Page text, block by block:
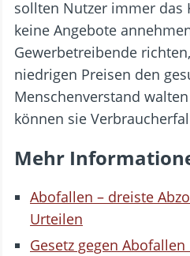
sollten Nutzer immer das
keine Angebote
Gewerbetreibende
niedrigen Preisen den
Menschenverstand
können sie
Mehr
Abofallen – dreiste
Urteilen
Gesetz gegen